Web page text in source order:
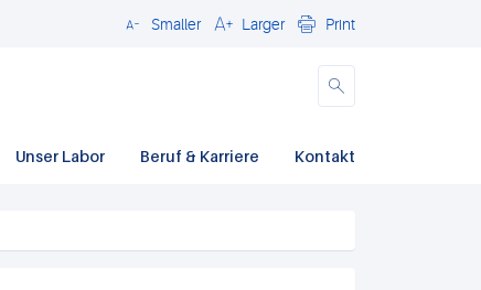
CloseSmaller Larger Print
Unser Labor Beruf & Karriere Kontakt